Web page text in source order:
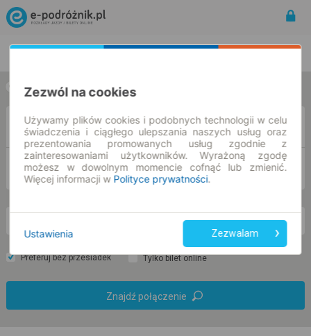
w jedną stronę w obie strony
Z
DO
-- : --
Preferuj bez przesiadek Tylko bilet online
Znajdź połączenie
Zezwól na cookies
Używamy plików cookies i podobnych technologii w celu
świadczenia i ciągłego ulepszania naszych usług oraz
prezentowania promowanych usług zgodnie z
zainteresowaniami użytkowników. Wyrażoną zgodę
możesz w dowolnym momencie cofnąć lub zmienić.
Więcej informacji w Polityce prywatności.
Ustawienia Zezwalam